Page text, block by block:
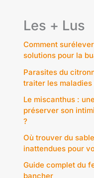
Les + Lus
Comment
solutions pour la
Parasites du
traiter les
Le miscanthus :
préserver son
?
Où trouver du
inattendues pour
Guide complet du
bancher